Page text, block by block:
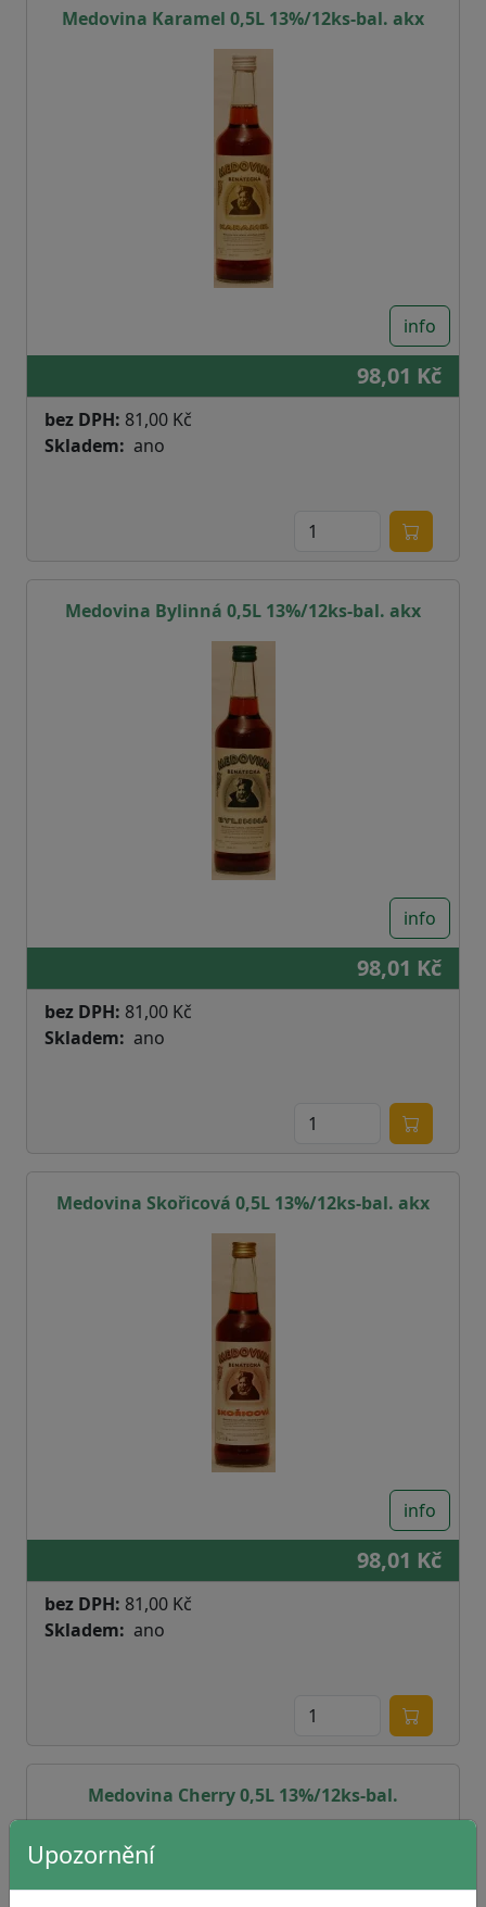
Medovina Karamel 0,5L 13%/12ks-bal. akx
info
98,01 Kč
bez DPH: 81,00 Kč
Skladem
ano
Medovina Bylinná 0,5L 13%/12ks-bal. akx
info
98,01 Kč
bez DPH: 81,00 Kč
Skladem
ano
Medovina Skořicová 0,5L 13%/12ks-bal. akx
info
98,01 Kč
bez DPH: 81,00 Kč
Skladem
ano
Medovina Cherry 0,5L 13%/12ks-bal.
Upozornění